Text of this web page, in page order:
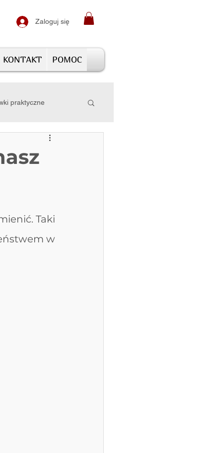
Zaloguj się
KONTAKT POMOC
praktyczne
Taki
w